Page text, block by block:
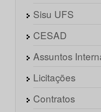
Sisu UFS
CESAD
Assuntos
Licitações
Contratos